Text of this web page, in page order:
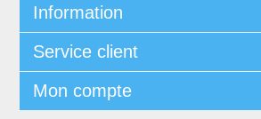
Information
Service client
Mon compte